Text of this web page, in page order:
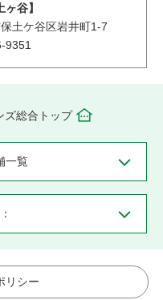
ヶ谷】
土ケ谷区岩井町1-7
9351
ズ総合トップ
一覧
リシー